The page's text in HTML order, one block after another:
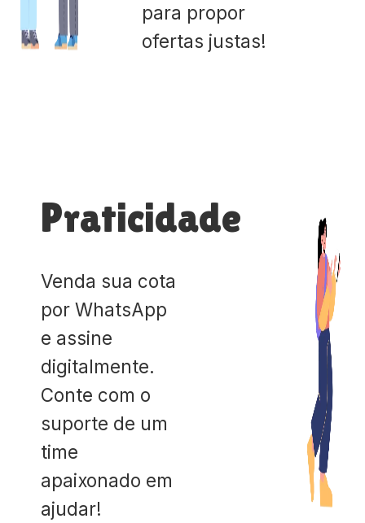
para propor
ofertas justas!
Praticidade
Venda sua cota
por WhatsApp
e assine
digitalmente.
Conte com o
suporte de um
time
apaixonado em
ajudar!